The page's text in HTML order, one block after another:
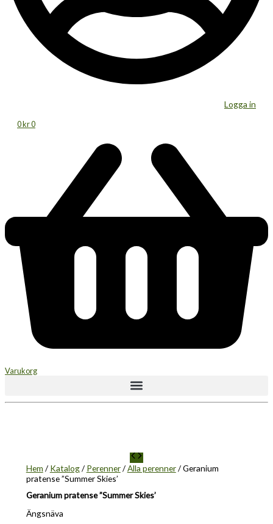
Logga in
0kr0
Varukorg
Hem / Katalog/ Perenner/Alla perenner/ Geranium
pratense ”Summer Skies’
Geranium pratense ”Summer Skies’
Ängsnäva